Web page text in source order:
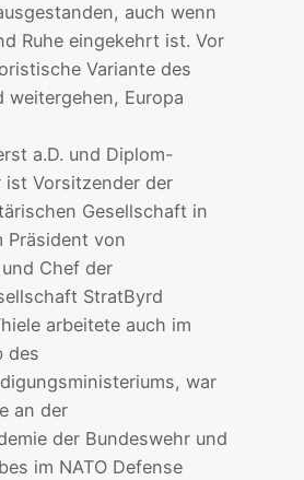
auch wenn
Ruhe eingekehrt ist. Vor
Variante des
weitergehen, Europa
a.D. und Diplom-
ist Vorsitzender der
Gesellschaft in
Präsident von
Chef der
StratByrd
arbeitete auch im
des
war
an der
der Bundeswehr und
im NATO Defense